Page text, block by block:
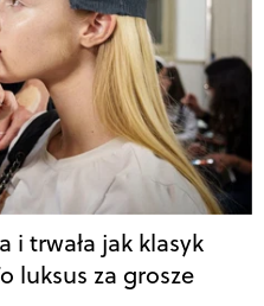
i trwała jak klasyk
luksus za grosze